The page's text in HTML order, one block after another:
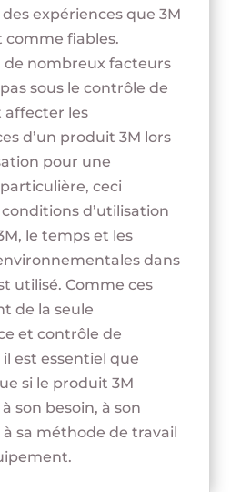
expériences que 3M
comme fiables.
de nombreux facteurs
sous le contrôle de
affecter les
d’un produit 3M lors
pour une
ceci
d’utilisation
le temps et les
dans
utilisé. Comme ces
de la seule
et contrôle de
il est essentiel que
si le produit 3M
son besoin, à son
sa méthode de travail